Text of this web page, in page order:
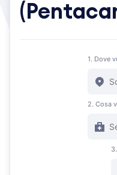
1. Dove
2. Cosa